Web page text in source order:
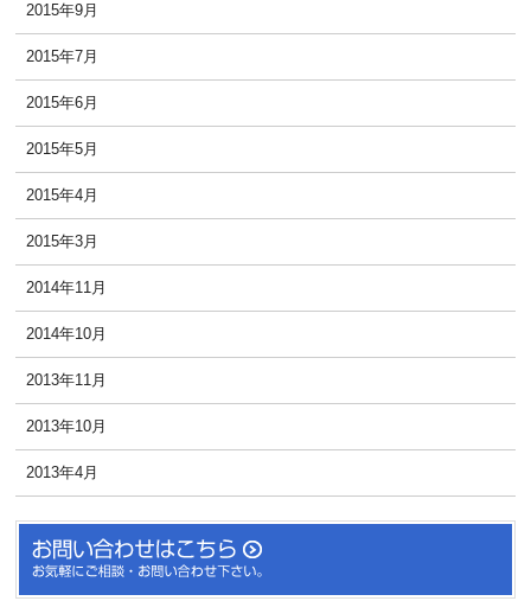
2015年9月
2015年7月
2015年6月
2015年5月
2015年4月
2015年3月
2014年11月
2014年10月
2013年11月
2013年10月
2013年4月